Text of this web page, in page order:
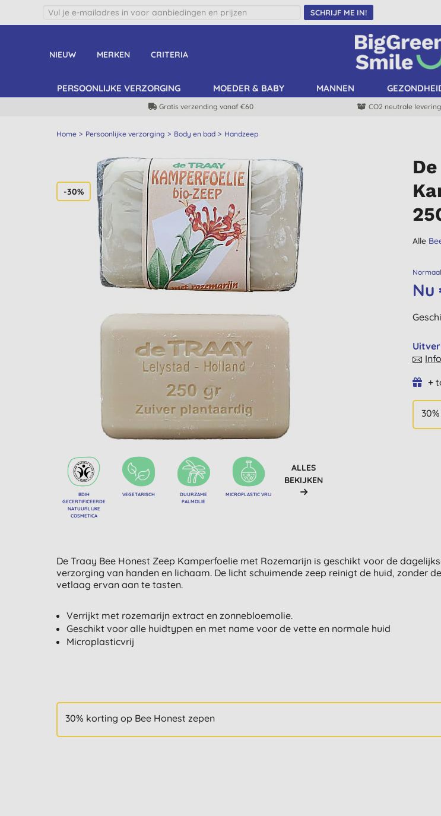
SCHRIJF ME IN!
NIEUW MERKEN CRITERIA
PERSOONLIJKE VERZORGING MOEDER & BABY MANNEN
Gratis verzending vanaf €60 CO2 neutrale levering
Home Persoonlijke verzorging Body en bad Handzeep
-30%
BDIH
GECERTIFICEERDE
NATUURLIJKE
COSMETICA
VEGETARISCH
DUURZAME
PALMOLIE
MICROPLASTIC VRIJ
ALLES
BEKIJKEN
Alle
Nu
+
De Traay Bee Honest Zeep Kamperfoelie met Rozemarijn is geschikt voor de
verzorging van handen en lichaam. De licht schuimende zeep reinigt de huid, zonder
vetlaag ervan aan te tasten.
Verrijkt met rozemarijn extract en zonnebloemolie.
Geschikt voor alle huidtypen en met name voor de vette en normale huid
Microplasticvrij
30% korting op Bee Honest zepen